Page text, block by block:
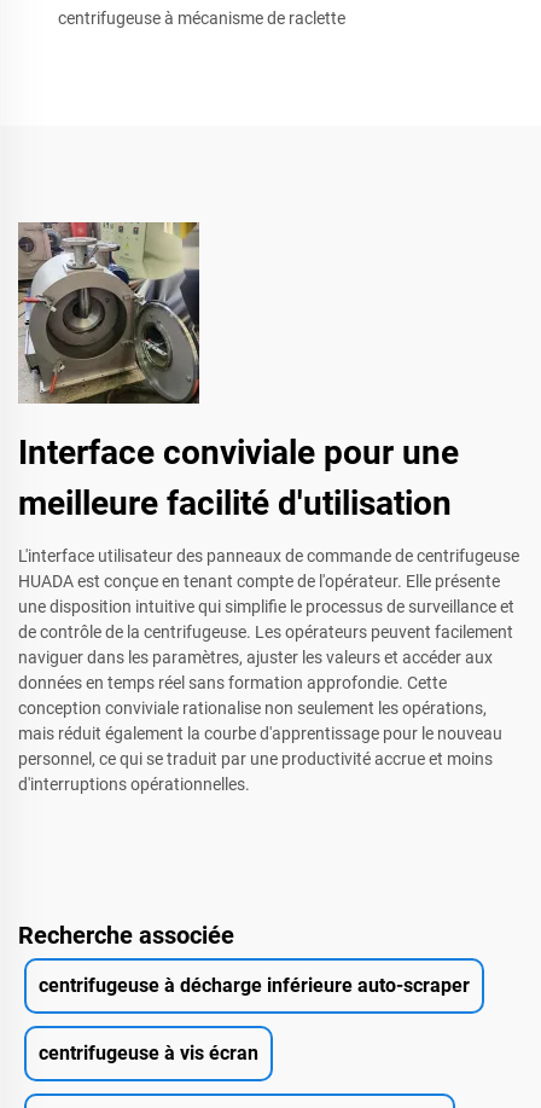
centrifugeuse à mécanisme de raclette
Interface conviviale pour une
meilleure facilité d'utilisation
L'interface utilisateur des panneaux de commande de centrifugeuse
HUADA est conçue en tenant compte de l'opérateur. Elle présente
une disposition intuitive qui simplifie le processus de surveillance et
de contrôle de la centrifugeuse. Les opérateurs peuvent facilement
naviguer dans les paramètres, ajuster les valeurs et accéder aux
données en temps réel sans formation approfondie. Cette
conception conviviale rationalise non seulement les opérations,
mais réduit également la courbe d'apprentissage pour le nouveau
personnel, ce qui se traduit par une productivité accrue et moins
d'interruptions opérationnelles.
Recherche associée
centrifugeuse à décharge inférieure auto-scraper
centrifugeuse à vis écran